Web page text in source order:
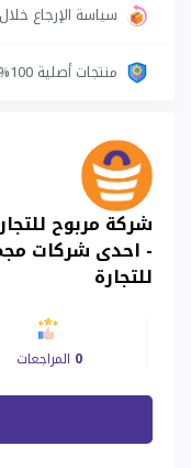
سياسة الإرجاع خلال 7 أيام
منتجات أصلية 100%
شركة مربوح
- احدى شركات
للتجارة
0 المراجعات